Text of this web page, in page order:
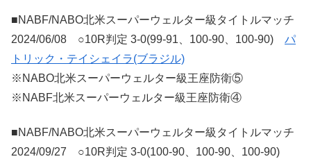
■NABF/NABO北米スーパーウェルター級タイトルマッチ
2024/06/08 ○10R判定 3-0(99-91、100-90、100-90) パ
トリック・テイシェイラ(ブラジル)
※NABO北米スーパーウェルター級王座防衛⑤
※NABF北米スーパーウェルター級王座防衛④
■NABF/NABO北米スーパーウェルター級タイトルマッチ
2024/09/27 ○10R判定 3-0(100-90、100-90、100-90)